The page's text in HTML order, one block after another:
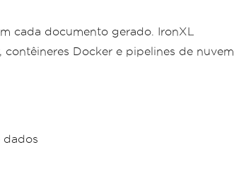
cada documento gerado. IronXL
Docker e pipelines de nuvem
dados